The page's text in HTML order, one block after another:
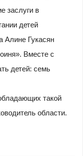
заслуги в
детей
Алине Гукасян
Вместе с
детей: семь
такой
области.